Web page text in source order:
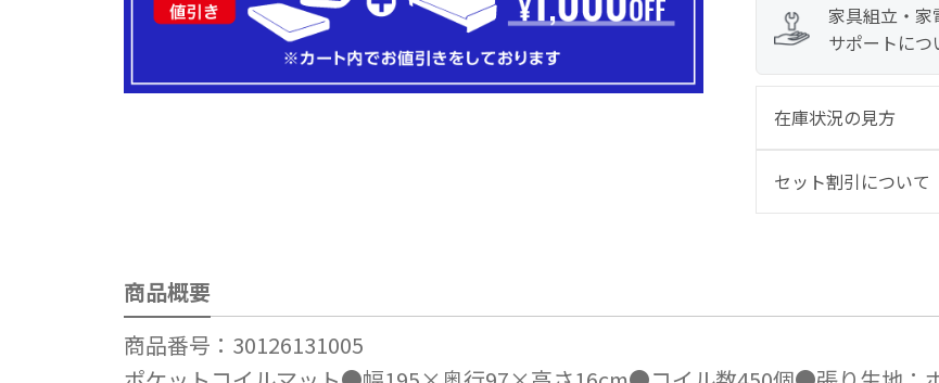
家具組立・家
サポートにつ
在庫状況の見方
セット割引について
商品概要
商品番号：30126131005